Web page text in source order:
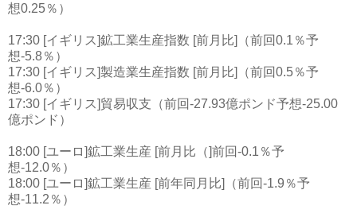
想0.25％）
17:30 [イギリス]鉱工業生産指数 [前月比]（前回0.1％予
想-5.8％）
17:30 [イギリス]製造業生産指数 [前月比]（前回0.5％予
想-6.0％）
17:30 [イギリス]貿易収支（前回-27.93億ポンド予想-25.00
億ポンド）
18:00 [ユーロ]鉱工業生産 [前月比（]前回-0.1％予
想-12.0％）
18:00 [ユーロ]鉱工業生産 [前年同月比]（前回-1.9％予
想-11.2％）